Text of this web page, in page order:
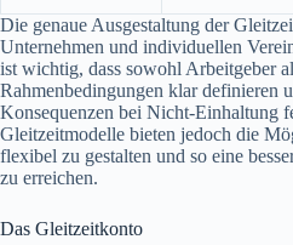
Die genaue Ausgestaltung der
Unternehmen und individuellen
ist wichtig, dass sowohl Arbeitgeber
Rahmenbedingungen klar definieren
Konsequenzen bei Nicht-Einhaltung
Gleitzeitmodelle bieten jedoch die
flexibel zu gestalten und so eine
zu erreichen.
Das Gleitzeitkonto